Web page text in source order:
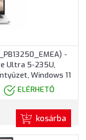
-
Ultra 5-235U,
Windows 11
színben
ELÉRHETŐ
kosárba